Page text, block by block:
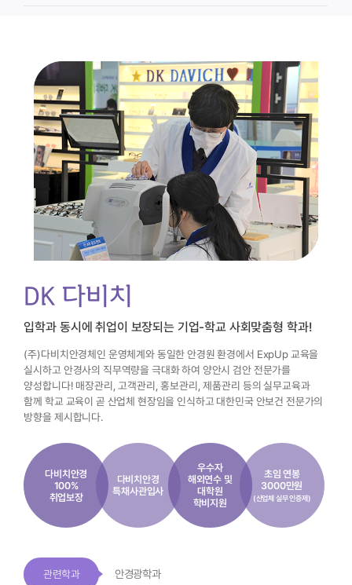
DK 다비치
입학과 동시에 취업이 보장되는 기업-학교 사회맞춤형 학과!
(주)다비치안경체인 운영체계와 동일한 안경원 환경에서 ExpUp 교육을
실시하고 안경사의 직무역량을 극대화 하여 양안시 검안 전문가를
양성합니다! 매장관리, 고객관리, 홍보관리, 제품관리 등의 실무교육과
함께 학교 교육이 곧 산업체 현장임을 인식하고 대한민국 안보건 전문가의
방향을 제시합니다.
다비치안경
100%
취업보장
다비치안경
특채사관입사
우수자
해외연수 및
대학원
학비지원
초임 연봉
3000만원
(산업체 실무 인증제)
관련학과 안경광학과